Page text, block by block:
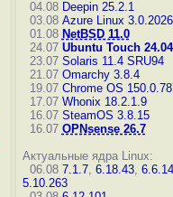
04.08 Deepin 25.2.1
03.08 Azure Linux
01.08 NetBSD 11.0
24.07 Ubuntu Touch
23.07 Solaris 11.4 SRU94
21.07 Omarchy 3.8.4
19.07 Chrome OS
17.07 Whonix 18.2.1.9
16.07 SteamOS 3.8.15
16.07 OPNsense 26.7
Актуальные ядра Linux:
06.08 7.1.7, 6.18.43,
5.10.263